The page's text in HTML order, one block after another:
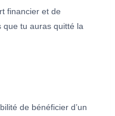
financier et de
que tu auras quitté la
de bénéficier d’un